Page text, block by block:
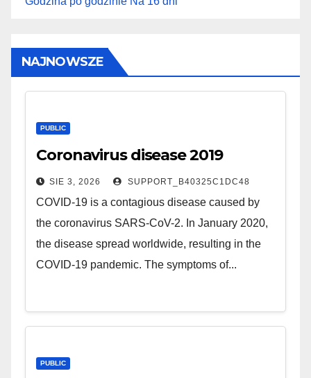
NAJNOWSZE
PUBLIC
Coronavirus disease 2019
SIE 3, 2026 SUPPORT_B40325C1DC48
COVID-19 is a contagious disease caused by
the coronavirus SARS-CoV-2. In January 2020,
the disease spread worldwide, resulting in the
COVID-19 pandemic. The symptoms of...
PUBLIC